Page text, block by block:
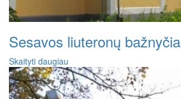
Sesavos liuteronų bažnyčia
Skaityti daugiau